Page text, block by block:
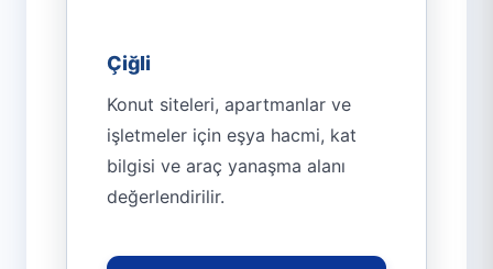
Çiğli
Konut siteleri, apartmanlar ve
işletmeler için eşya hacmi, kat
bilgisi ve araç yanaşma alanı
değerlendirilir.